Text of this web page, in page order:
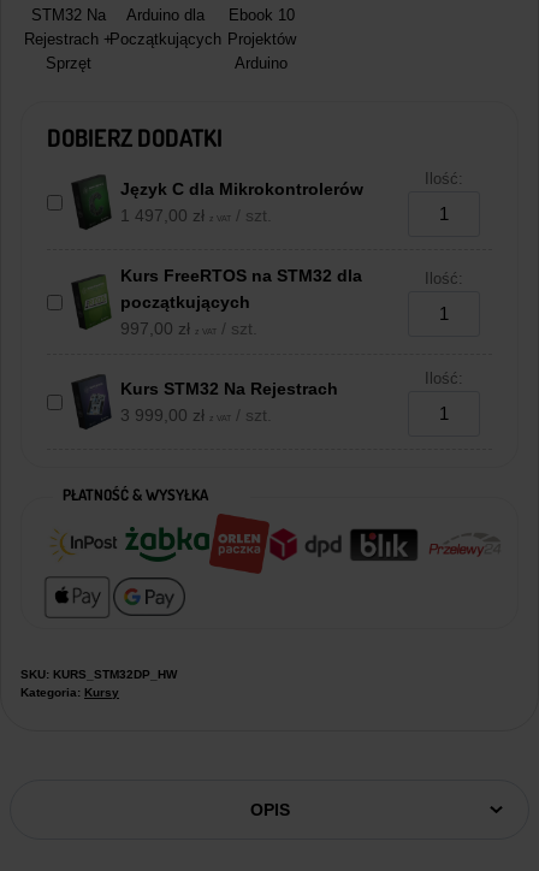
STM32 Na
Rejestrach +
Sprzęt
Arduino dla
Początkujących
Ebook 10
Projektów
Arduino
DOBIERZ DODATKI
Język C dla Mikrokontrolerów
1 497,00 zł z VAT / szt.
Ilość:
Kurs FreeRTOS na STM32 dla
początkujących
997,00 zł z VAT / szt.
Ilość:
Kurs STM32 Na Rejestrach
3 999,00 zł z VAT / szt.
Ilość:
PŁATNOŚĆ & WYSYŁKA
SKU: KURS_STM32DP_HW
Kategoria: Kursy
OPIS